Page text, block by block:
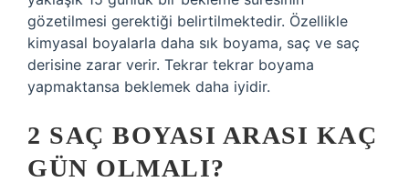
gözetilmesi gerektiği belirtilmektedir. Özellikle
kimyasal boyalarla daha sık boyama, saç ve saç
derisine zarar verir. Tekrar tekrar boyama
yapmaktansa beklemek daha iyidir.
2 SAÇ BOYASI ARASI KAÇ
GÜN OLMALI?